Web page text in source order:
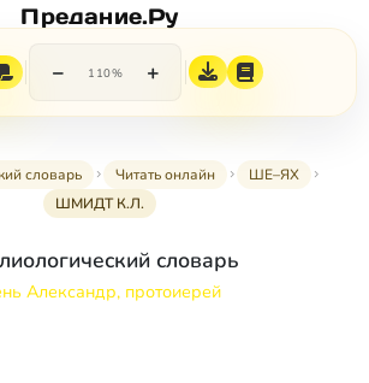
Предание.Ру
− 110% +
словарь Читать онлайн
ШЕ–ЯХ
ШМИДТ К.Л.
словарь
Александр, протоиерей